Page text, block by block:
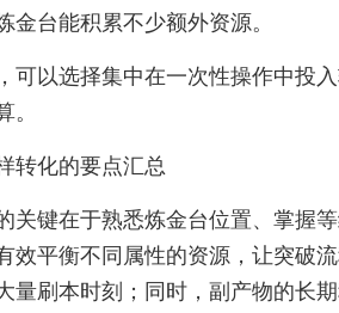
金台能积累不少额外资源。
可以选择集中在一次性操作中投
。
转化的要点汇总
关键在于熟悉炼金台位置、掌握
效平衡不同属性的资源，让突破
量刷本时刻；同时，副产物的长